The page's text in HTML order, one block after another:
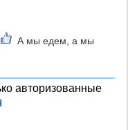
А мы едем, а мы
авторизованные